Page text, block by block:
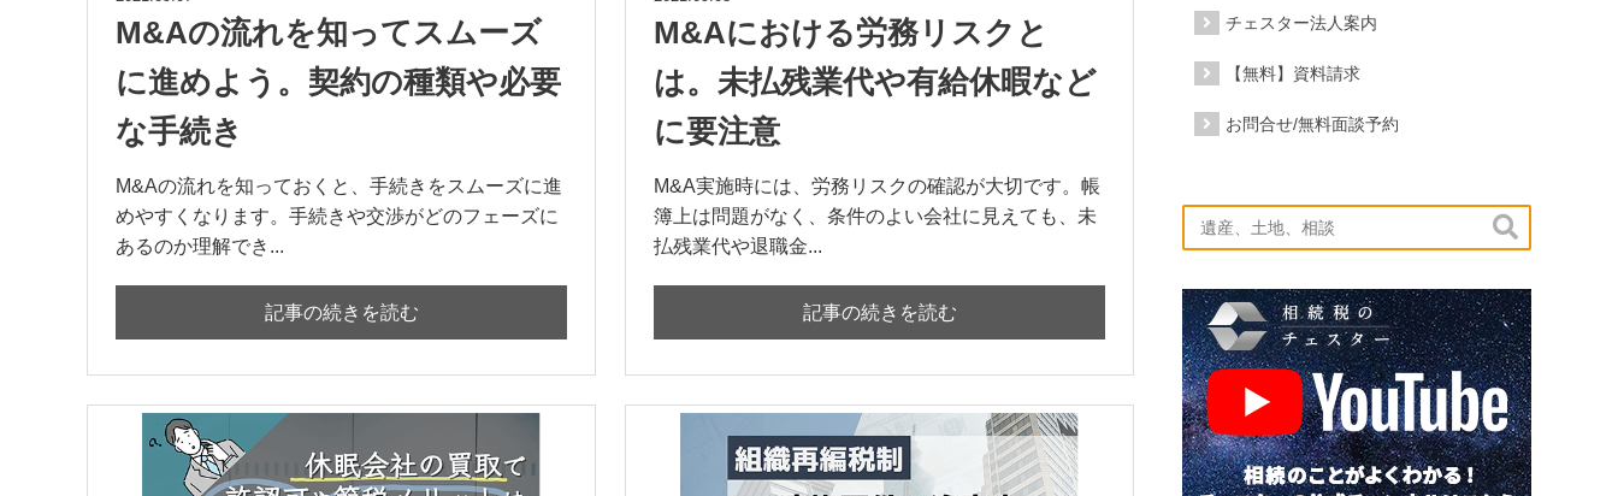
M&Aの流れを知ってスムーズ
に進めよう。契約の種類や必要
な手続き
M&Aの流れを知っておくと、手続きをスムーズに進
めやすくなります。手続きや交渉がどのフェーズに
あるのか理解でき...
記事の続きを読む
M&Aにおける労務リスクと
は。未払残業代や有給休暇など
に要注意
M&A実施時には、労務リスクの確認が大切です。帳
簿上は問題がなく、条件のよい会社に見えても、未
払残業代や退職金...
記事の続きを読む
チェスター法人案内
【無料】資料請求
お問合せ/無料面談予約
